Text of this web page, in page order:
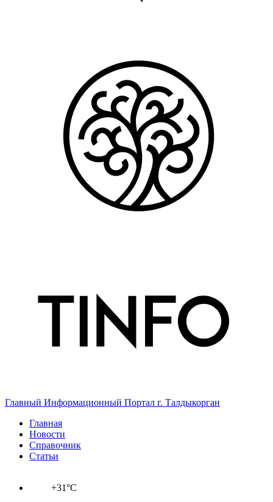
Главный Информационный Портал г. Талдыкорган
Главная
Новости
Справочник
Статьи
+31°C